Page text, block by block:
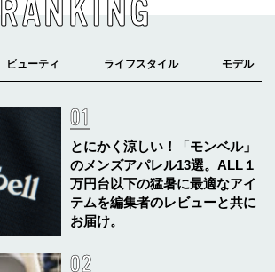
RANKING
とにかく涼しい！「モンベル」
のメンズアパレル13選。ALL１
万円台以下の猛暑に最適なアイ
テムを編集者のレビューと共に
お届け。